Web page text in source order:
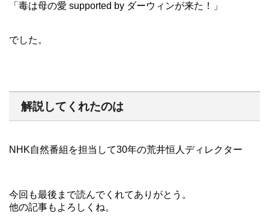
「毒は母の愛 supported by ダーウィンが来た！」
でした。
解説してくれたのは
NHK自然番組を担当して30年の荒井恒人ディレクター
今回も最後まで読んでくれてありがとう。
他の記事もよろしくね。